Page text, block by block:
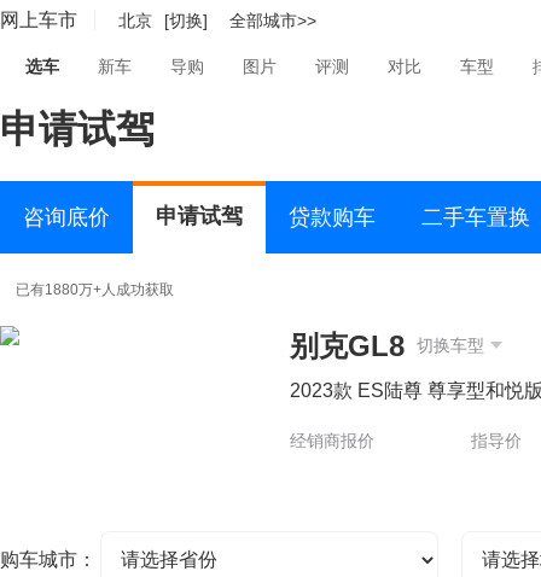
网上车市 北京 [切换] 全部城市>>
选车 新车 导购 图片 评测 对比 车型
申请试驾
咨询底价 申请试驾 贷款购车 二手车置换
已有1880万+人成功获取
别克GL8 切换车型
2023款 ES陆尊 尊享型和悦
经销商报价 指导价
购车城市：